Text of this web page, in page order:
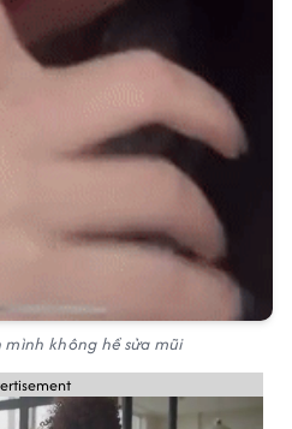
không hề sửa mũi